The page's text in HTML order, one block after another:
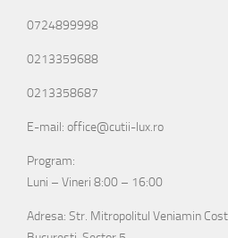
0724899998
0213359688
0213358687
E-mail: office@cutii-lux.ro
Program:
Luni – Vineri 8:00 – 16:00
Adresa: Str. Mitropolitul Veniamin